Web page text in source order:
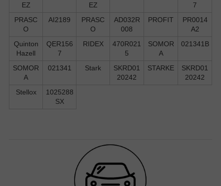
EZ
EZ
7
PRASC
O
AI2189
PRASC
O
AD032R
008
PROFIT
PR0014
A2
Quinton
Hazell
QER156
7
RIDEX
470R021
5
SOMOR
A
021341B
SOMOR
A
021341 Stark
SKRD01
20242
STARKE
SKRD01
20242
Stellox
1025288
SX